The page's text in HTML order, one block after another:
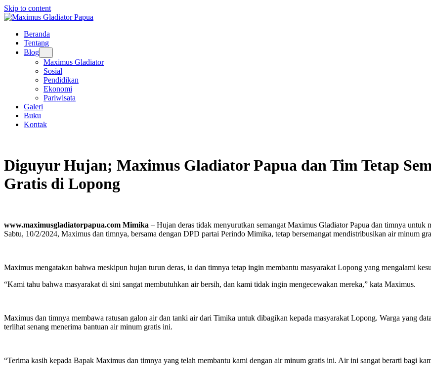
Skip to content
Beranda
Tentang
Blog
Maximus Gladiator
Sosial
Pendidikan
Ekonomi
Pariwisata
Galeri
Buku
Kontak
Diguyur Hujan; Maximus Gladiator Papua dan Tim Tetap
Gratis di Lopong
www.maximusgladiatorpapua.com Mimika – Hujan deras tidak menyurutkan semangat Maximus Gladiator Papua dan timnya
Sabtu, 10/2/2024, Maximus dan timnya, bersama dengan DPD partai Perindo Mimika, tetap bersemangat mendistribusikan air minum
Maximus mengatakan bahwa meskipun hujan turun deras, ia dan timnya tetap ingin membantu masyarakat Lopong yang mengalami
“Kami tahu bahwa masyarakat di sini sangat membutuhkan air bersih, dan kami tidak ingin mengecewakan mereka,” kata Maximus.
Maximus dan timnya membawa ratusan galon air dan tanki air dari Timika untuk dibagikan kepada masyarakat Lopong. Warga yang
terlihat senang menerima bantuan air minum gratis ini.
“Terima kasih kepada Bapak Maximus dan timnya yang telah membantu kami dengan air minum gratis ini. Air ini sangat berarti bagi